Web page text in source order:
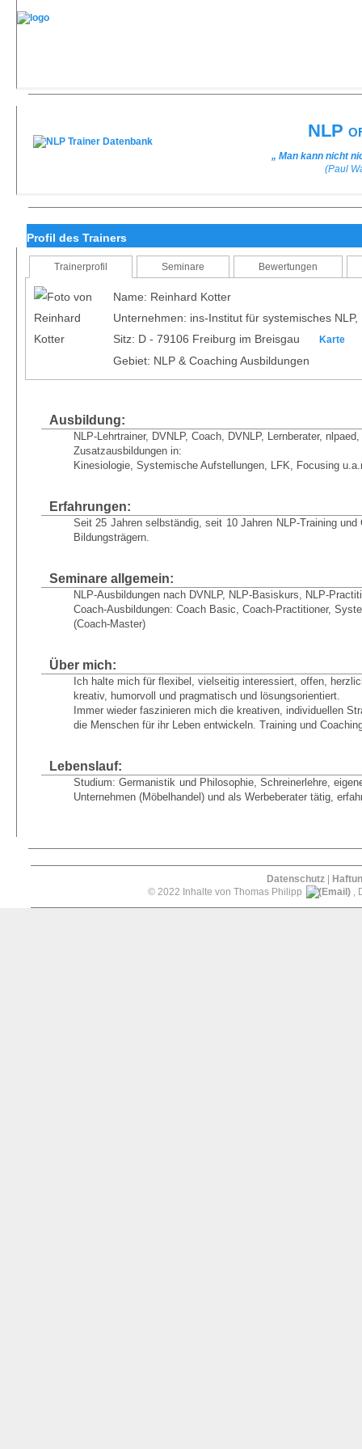
NLP
„ Man kann nicht
(Paul
Profil des Trainers
Trainerprofil Seminare Bewertungen
Name: Reinhard Kotter
Unternehmen: ins-Institut für systemisches
Sitz: D - 79106 Freiburg im Breisgau
Karte
Gebiet: NLP & Coaching Ausbildungen
Ausbildung:
NLP-Lehrtrainer, DVNLP, Coach, DVNLP, Lernberater,
Zusatzausbildungen in:
Kinesiologie, Systemische Aufstellungen, LFK, Focusing
Erfahrungen:
Seit 25 Jahren selbständig, seit 10 Jahren NLP-Training
Bildungsträgern.
Seminare allgemein:
NLP-Ausbildungen nach DVNLP, NLP-Basiskurs, NLP-
Coach-Ausbildungen: Coach Basic, Coach-Practitioner,
(Coach-Master)
Über mich:
Ich halte mich für flexibel, vielseitig interessiert, offen,
kreativ, humorvoll und pragmatisch und lösungsorientiert.
Immer wieder faszinieren mich die kreativen, individuellen
die Menschen für ihr Leben entwickeln. Training und
Lebenslauf:
Studium: Germanistik und Philosophie, Schreinerlehre,
Unternehmen (Möbelhandel) und als Werbeberater tätig,
Datenschutz
© 2022 Inhalte von Thomas Philipp
,